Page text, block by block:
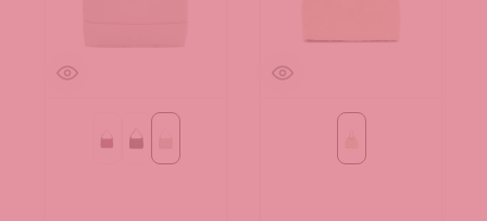
kraken mono
monochrome black